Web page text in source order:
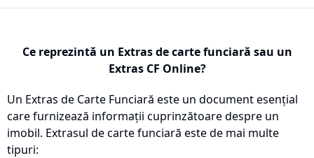
Ce reprezintă un Extras de carte funciară sau un
Extras CF Online?
Un Extras de Carte Funciară este un document esențial
care furnizează informații cuprinzătoare despre un
imobil. Extrasul de carte funciară este de mai multe
tipuri: